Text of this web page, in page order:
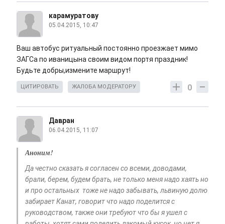
карамуратову
05.04.2015, 10:47
Ваш автобус ритуальный постоянно проезжает мимо
ЗАГСа по иваницына своим видом портя праздник!
Будьте добры,измените маршрут!
0
ЦИТИРОВАТЬ ЖАЛОБА МОДЕРАТОРУ
Давран
06.04.2015, 11:07
Аноним!
Да честно сказать я согласен со всеми, доводами,
брали, берем, будем брать, не только меня надо хаять но
и про остальных тоже не надо забывать, львиную долю
забирает Канат, говорит что надо поделится с
руководством, также они требуют что бы я ушел с